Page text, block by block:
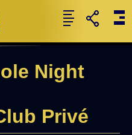
Night
Privé